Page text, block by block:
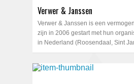
Verwer & Janssen
Verwer & Janssen is een
zijn in 2006 gestart met hun
in Nederland (Roosendaal, Sint